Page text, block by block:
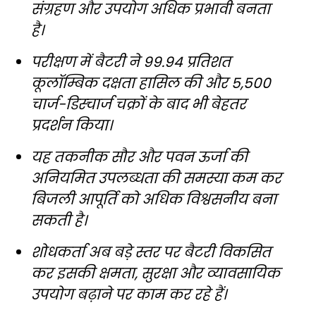
संग्रहण और उपयोग अधिक प्रभावी बनता
है।
परीक्षण में बैटरी ने 99.94 प्रतिशत
कूलॉम्बिक दक्षता हासिल की और 5,500
चार्ज-डिस्चार्ज चक्रों के बाद भी बेहतर
प्रदर्शन किया।
यह तकनीक सौर और पवन ऊर्जा की
अनियमित उपलब्धता की समस्या कम कर
बिजली आपूर्ति को अधिक विश्वसनीय बना
सकती है।
शोधकर्ता अब बड़े स्तर पर बैटरी विकसित
कर इसकी क्षमता, सुरक्षा और व्यावसायिक
उपयोग बढ़ाने पर काम कर रहे हैं।